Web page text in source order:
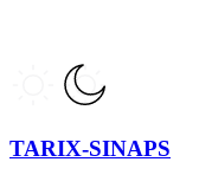
TARIX-SINAPS